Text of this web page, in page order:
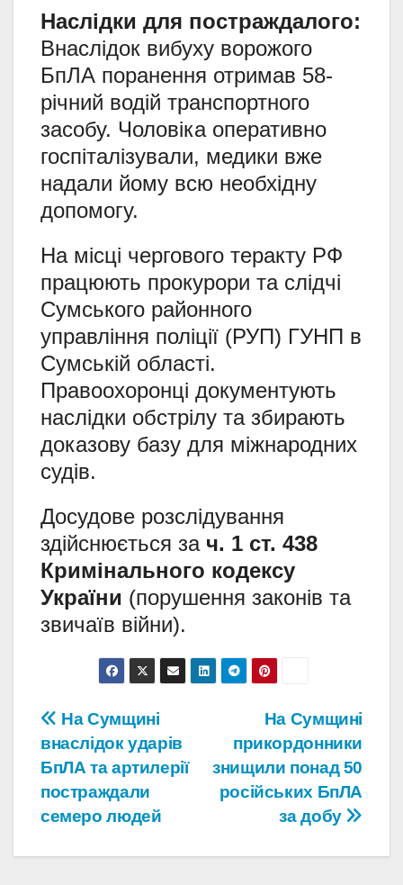
Наслідки для постраждалого:
Внаслідок вибуху ворожого
БпЛА поранення отримав 58-
річний водій транспортного
засобу. Чоловіка оперативно
госпіталізували, медики вже
надали йому всю необхідну
допомогу.
На місці чергового теракту РФ
працюють прокурори та слідчі
Сумського районного
управління поліції (РУП) ГУНП в
Сумській області.
Правоохоронці документують
наслідки обстрілу та збирають
доказову базу для міжнародних
судів.
Досудове розслідування
здійснюється за ч. 1 ст. 438
Кримінального кодексу
України (порушення законів та
звичаїв війни).
Навігація
записів
На Сумщині
прикордонники
знищили понад 50
російських БпЛА
за добу
На Сумщині
внаслідок ударів
БпЛА та артилерії
постраждали
семеро людей